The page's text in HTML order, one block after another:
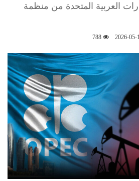
العربية المتحدة من منظمة
2026-05-
788